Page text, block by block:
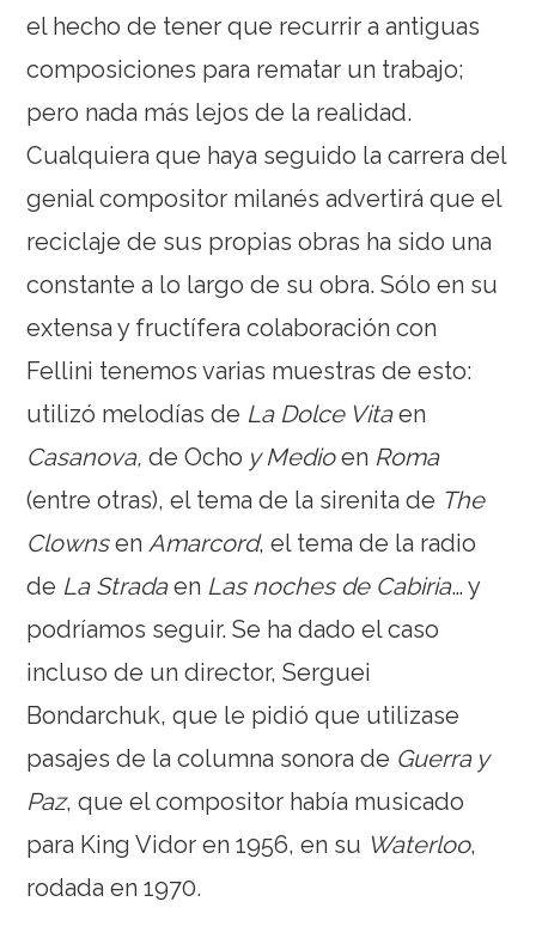
el hecho de tener que recurrir a antiguas
composiciones para rematar un trabajo;
pero nada más lejos de la realidad.
Cualquiera que haya seguido la carrera del
genial compositor milanés advertirá que el
reciclaje de sus propias obras ha sido una
constante a lo largo de su obra. Sólo en su
extensa y fructífera colaboración con
Fellini tenemos varias muestras de esto:
utilizó melodías de La Dolce Vitaen
Casanova, deOcho y Medioen Roma
(entre otras), el tema de la sirenita de The
ClownsenAmarcord, el tema de la radio
de La Stradaen Las noches de Cabiria… y
podríamos seguir. Se ha dado el caso
incluso de un director, Serguei
Bondarchuk, que le pidió que utilizase
pasajes de la columna sonora de Guerra y
Paz, que el compositor había musicado
para King Vidor en 1956, en su Waterloo,
rodada en 1970.